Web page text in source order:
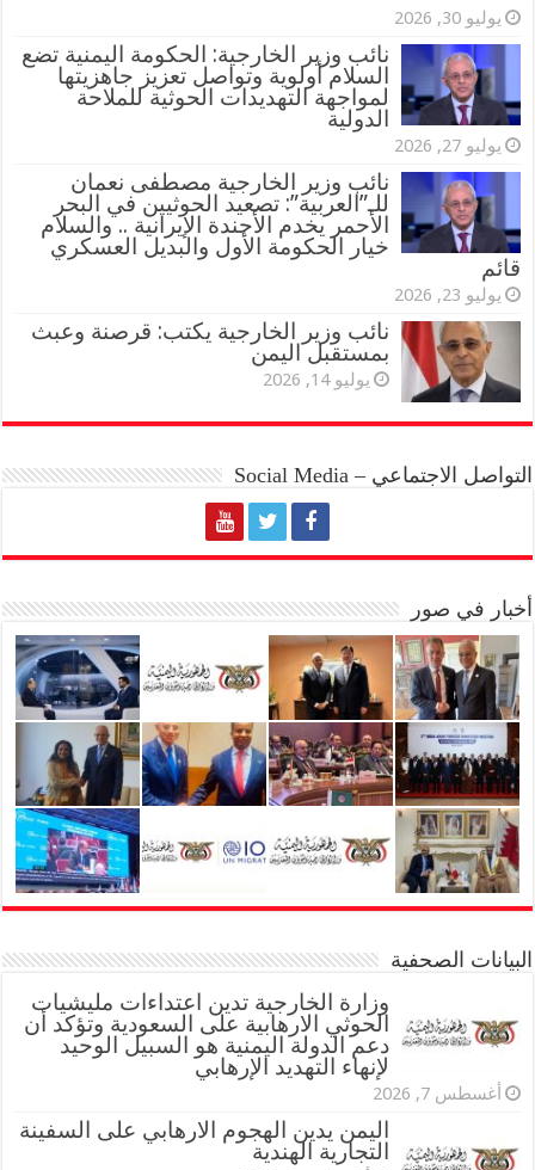
يوليو 30, 2026
نائب وزير الخارجية: الحكومة اليمنية تضع
السلام أولوية وتواصل تعزيز جاهزيتها
لمواجهة التهديدات الحوثية للملاحة
الدولية
يوليو 27, 2026
نائب وزير الخارجية مصطفى نعمان
للـ”العربية”: تصعيد الحوثيين في البحر
الأحمر يخدم الأجندة الإيرانية .. والسلام
خيار الحكومة الأول والبديل العسكري
قائم
يوليو 23, 2026
نائب وزير الخارجية يكتب: قرصنة وعبث
بمستقبل اليمن
يوليو 14, 2026
التواصل الاجتماعي – Social Media
أخبار في صور
البيانات الصحفية
وزارة الخارجية تدين اعتداءات مليشيات
الحوثي الارهابية على السعودية وتؤكد أن
دعم الدولة اليمنية هو السبيل الوحيد
لإنهاء التهديد الإرهابي
أغسطس 7, 2026
اليمن يدين الهجوم الارهابي على السفينة
التجارية الهندية